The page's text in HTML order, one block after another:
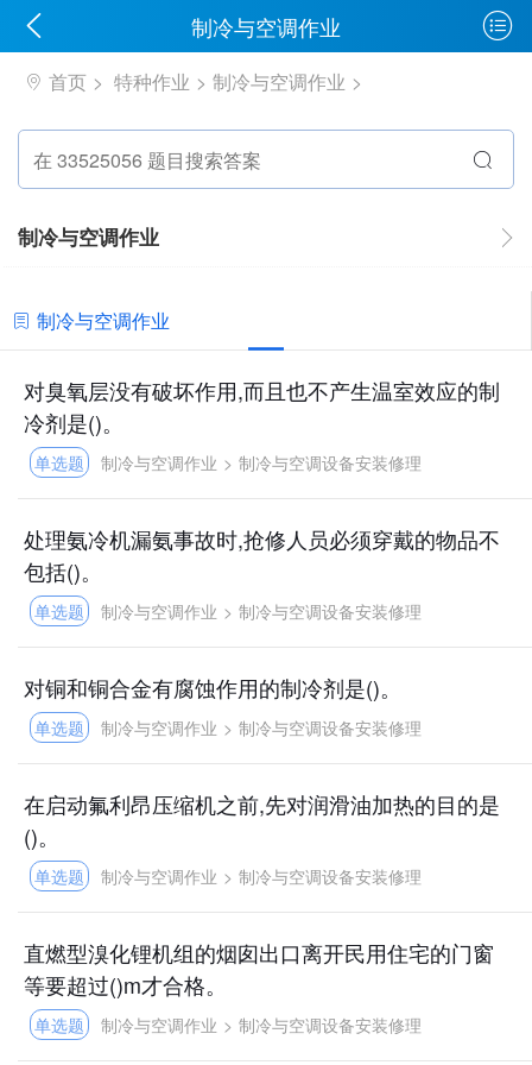
制冷与空调作业
首页 特种作业 制冷与空调作业
制冷与空调作业
制冷与空调作业
对臭氧层没有破坏作用,而且也不产生温室效应的制
冷剂是()。
单选题 制冷与空调作业 > 制冷与空调设备安装修理
处理氨冷机漏氨事故时,抢修人员必须穿戴的物品不
包括()。
单选题 制冷与空调作业 > 制冷与空调设备安装修理
对铜和铜合金有腐蚀作用的制冷剂是()。
单选题 制冷与空调作业 > 制冷与空调设备安装修理
在启动氟利昂压缩机之前,先对润滑油加热的目的是
()。
单选题 制冷与空调作业 > 制冷与空调设备安装修理
直燃型溴化锂机组的烟囱出口离开民用住宅的门窗
等要超过()m才合格。
单选题 制冷与空调作业 > 制冷与空调设备安装修理